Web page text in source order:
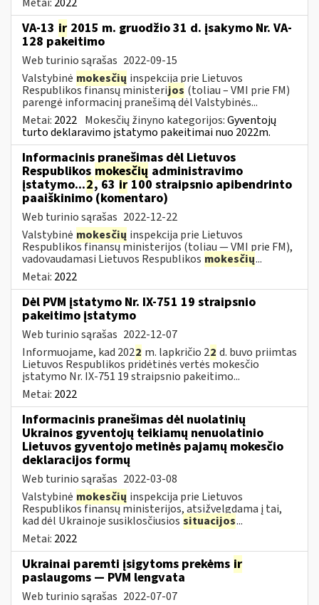
VA-13 ir 2015 m. gruodžio 31 d. įsakymo Nr. VA-
128 pakeitimo
Web turinio sąrašas 2022-09-15
Valstybinė mokesčių inspekcija prie Lietuvos
Respublikos finansų ministerijos (toliau – VMI prie FM)
parengė informacinį pranešimą dėl Valstybinės...
Metai: 2022 Mokesčių žinyno kategorijos:Gyventojų
turto deklaravimo įstatymo pakeitimai nuo 2022m.
Informacinis pranešimas dėl Lietuvos
Respublikos mokesčių administravimo
įstatymo...2, 63ir100 straipsnio apibendrinto
paaiškinimo (komentaro)
Web turinio sąrašas 2022-12-22
Valstybinė mokesčių inspekcija prie Lietuvos
Respublikos finansų ministerijos (toliau — VMI prie FM),
vadovaudamasi Lietuvos Respublikos mokesčių...
Metai: 2022
Dėl PVM įstatymo Nr. IX-751 19 straipsnio
pakeitimo įstatymo
Web turinio sąrašas 2022-12-07
Informuojame, kad 2022 m. lapkričio 22 d. buvo priimtas
Lietuvos Respublikos pridėtinės vertės mokesčio
įstatymo Nr. IX-751 19 straipsnio pakeitimo...
Metai: 2022
Informacinis pranešimas dėl nuolatinių
Ukrainos gyventojų teikiamų nenuolatinio
Lietuvos gyventojo metinės pajamų mokesčio
deklaracijos formų
Web turinio sąrašas 2022-03-08
Valstybinė mokesčių inspekcija prie Lietuvos
Respublikos finansų ministerijos, atsižvelgdama į tai,
kad dėl Ukrainoje susiklosčiusios situacijos...
Metai: 2022
Ukrainai paremti įsigytoms prekėms ir
paslaugoms — PVM lengvata
Web turinio sąrašas 2022-07-07